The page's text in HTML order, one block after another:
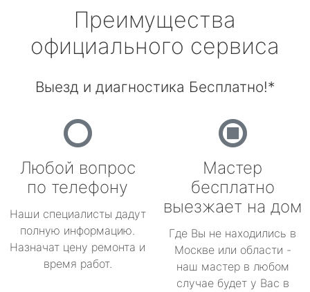
Преимущества
официального сервиса
Выезд и диагностика Бесплатно!*
Любой вопрос
по телефону
Наши специалисты дадут
полную информацию.
Назначат цену ремонта и
время работ.
Мастер
бесплатно
выезжает на дом
Где Вы не находились в
Москве или области -
наш мастер в любом
случае будет у Вас в